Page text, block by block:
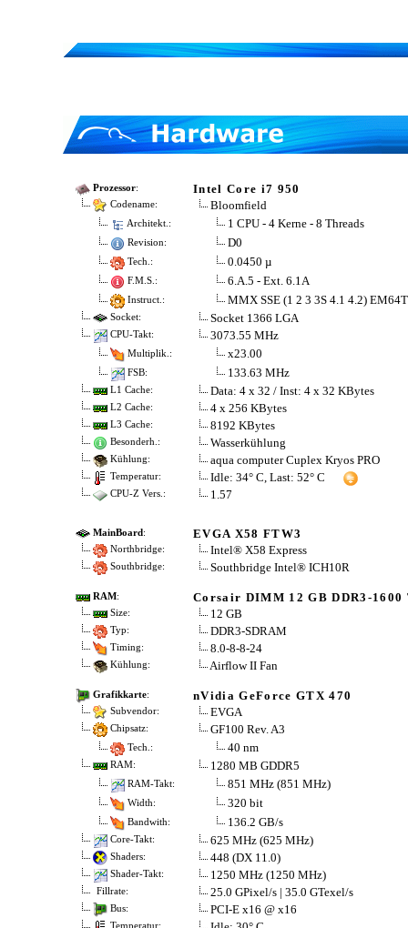
Prozessor: Intel Core i7 950
Codename: Bloomfield
Architekt.: 1 CPU - 4 Kerne - 8 Threads
Revision: D0
Tech.: 0.0450 µ
F.M.S.: 6.A.5 - Ext. 6.1A
Instruct.: MMX SSE (1 2 3 3S 4.1 4.2)
Socket: Socket 1366 LGA
CPU-Takt: 3073.55 MHz
Multiplik.: x23.00
FSB: 133.63 MHz
L1 Cache: Data: 4 x 32 / Inst: 4 x 32 KBytes
L2 Cache: 4 x 256 KBytes
L3 Cache: 8192 KBytes
Besonderh.: Wasserkühlung
Kühlung: aqua computer Cuplex Kryos PRO
Temperatur: Idle: 34° C, Last: 52° C
CPU-Z Vers.: 1.57
MainBoard: EVGA X58 FTW3
Northbridge: Intel® X58 Express
Southbridge: Southbridge Intel® ICH10R
RAM: Corsair DIMM 12 GB DDR3-
Size: 12 GB
Typ: DDR3-SDRAM
Timing: 8.0-8-8-24
Kühlung: Airflow II Fan
Grafikkarte: nVidia GeForce GTX 470
Subvendor: EVGA
Chipsatz: GF100 Rev. A3
Tech.: 40 nm
RAM: 1280 MB GDDR5
RAM-Takt: 851 MHz (851 MHz)
Width: 320 bit
Bandwith: 136.2 GB/s
Core-Takt: 625 MHz (625 MHz)
Shaders: 448 (DX 11.0)
Shader-Takt: 1250 MHz (1250 MHz)
Fillrate: 25.0 GPixel/s | 35.0 GTexel/s
Bus: PCI-E x16 @ x16